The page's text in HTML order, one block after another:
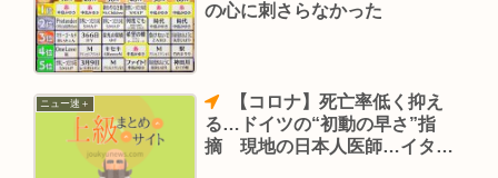
の心に刺さらなかった
ニュー速＋
る…ドイツの“初動の早さ”指
摘 現地の日本人医師…イタリ